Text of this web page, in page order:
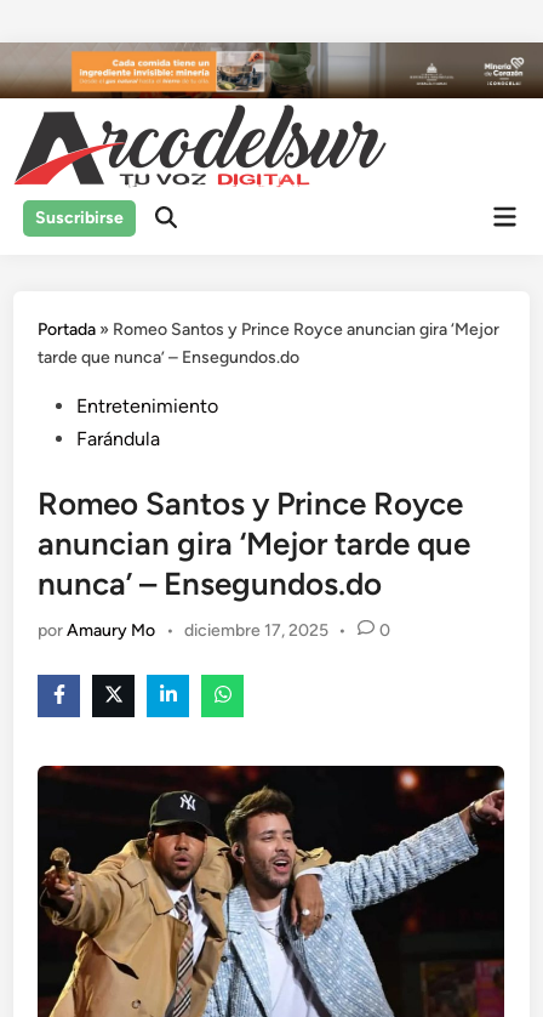
al
contenido
Suscribirse
Portada » Romeo Santos y Prince Royce anuncian gira ‘Mejor
tarde que nunca’ – Ensegundos.do
Publicado
en
Entretenimiento
Farándula
Romeo Santos y Prince Royce
anuncian gira ‘Mejor tarde que
nunca’ – Ensegundos.do
porAmaury Mo • diciembre 17, 2025 • 0